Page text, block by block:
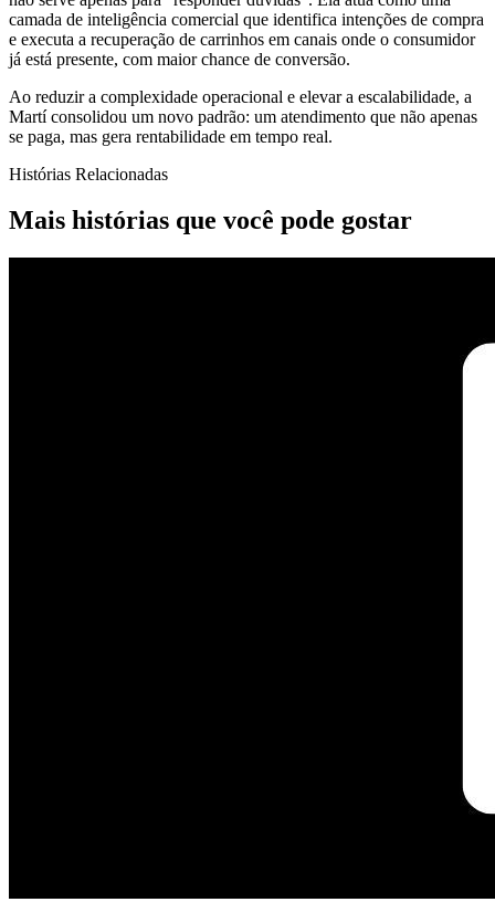
camada de inteligência comercial que identifica intenções de compra
e executa a recuperação de carrinhos em canais onde o consumidor
já está presente, com maior chance de conversão.
Ao reduzir a complexidade operacional e elevar a escalabilidade, a
Martí consolidou um novo padrão: um atendimento que não apenas
se paga, mas gera rentabilidade em tempo real.
Histórias Relacionadas
Mais histórias que você pode gostar